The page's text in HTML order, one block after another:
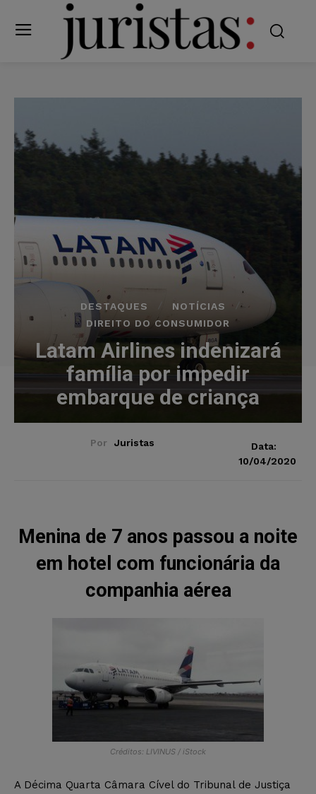
DESTAQUES
NOTÍCIAS
DIREITO DO CONSUMIDOR
Latam Airlines indenizará
família por impedir
embarque de criança
Por Juristas
Data:
10/04/2020
Menina de 7 anos passou a noite
em hotel com funcionária da
companhia aérea
Créditos: LIVINUS / iStock
A Décima Quarta Câmara Cível do Tribunal de Justiça